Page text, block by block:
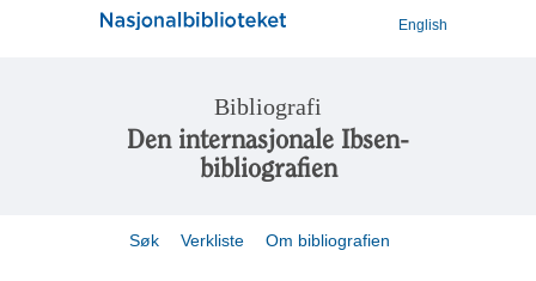
English
Bibliografi
Den internasjonale Ibsen-
bibliografien
Søk Verkliste Om bibliografien